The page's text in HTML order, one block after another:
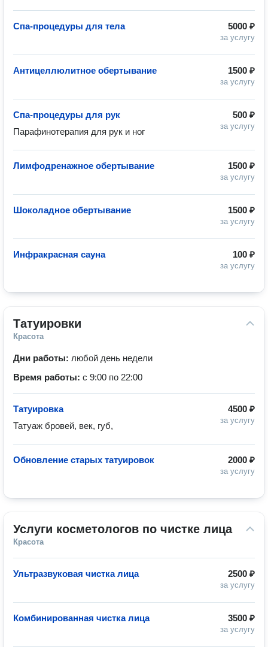
5000 ₽
за услугу
Спа-процедуры для тела
1500 ₽
за услугу
Антицеллюлитное обертывание
500 ₽
за услугу
Спа-процедуры для рук
Парафинотерапия для рук и ног
1500 ₽
за услугу
Лимфодренажное обертывание
1500 ₽
за услугу
Шоколадное обертывание
100 ₽
за услугу
Инфракрасная сауна
Татуировки
Красота
Дни работы: любой день недели
Время работы: с 9:00 по 22:00
4500 ₽
за услугу
Татуировка
Татуаж бровей, век, губ,
2000 ₽
за услугу
Обновление старых татуировок
Услуги косметологов по чистке лица
Красота
2500 ₽
за услугу
Ультразвуковая чистка лица
3500 ₽
за услугу
Комбинированная чистка лица